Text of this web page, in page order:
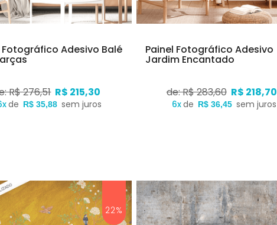
Fotográfico Adesivo Balé
R$ 276,51 R$ 215,30
de R$ 35,88 sem juros
Painel Fotográfico Adesivo
Jardim Encantado
de: R$ 283,60 R$ 218,70
6xde R$ 36,45 sem juros
22%